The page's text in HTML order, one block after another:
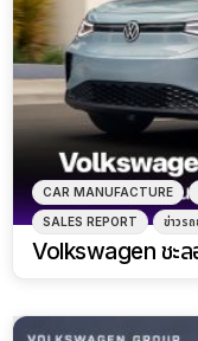
CAR MANUFACTURE
SALES REPORT ข่าวร
Volkswagen ชะล